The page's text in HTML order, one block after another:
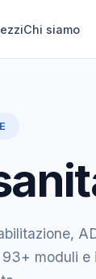
Chi siamo
moduli e